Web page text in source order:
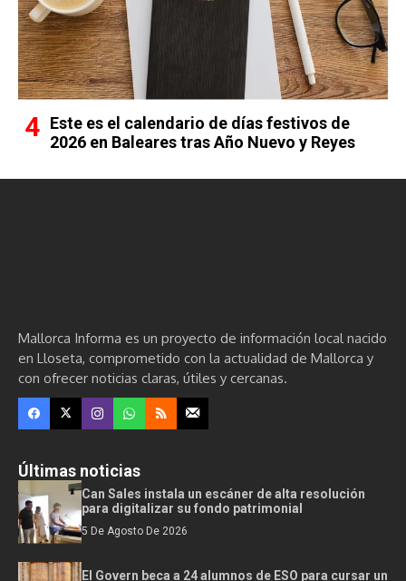
Este es el calendario de días festivos de
2026 en Baleares tras Año Nuevo y Reyes
Mallorca Informa es un proyecto de información local nacido
en Lloseta, comprometido con la actualidad de Mallorca y
con ofrecer noticias claras, útiles y cercanas.
Últimas noticias
Can Sales instala un escáner de alta resolución
para digitalizar su fondo patrimonial
5 De Agosto De 2026
El Govern beca a 24 alumnos de ESO para cursar un